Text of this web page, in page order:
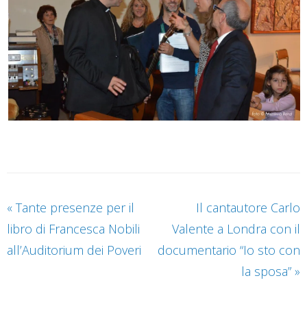
« Tante presenze per il
libro di Francesca Nobili
all’Auditorium dei Poveri
Il cantautore Carlo
Valente a Londra con il
documentario “Io sto con
la sposa” »